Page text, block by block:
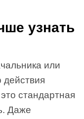
узнать
или
действия
стандартная
Даже